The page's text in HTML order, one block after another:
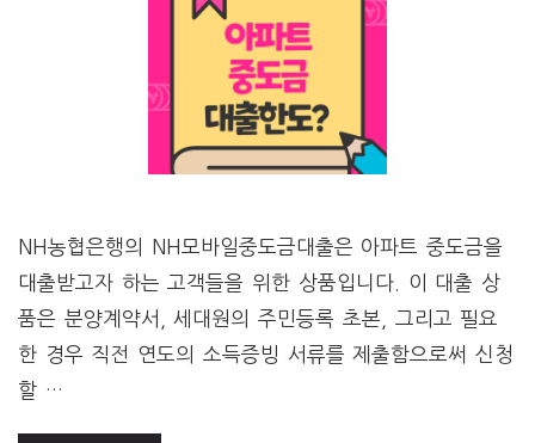
NH농협은행의 NH모바일중도금대출은 아파트 중도금을
대출받고자 하는 고객들을 위한 상품입니다. 이 대출 상
품은 분양계약서, 세대원의 주민등록 초본, 그리고 필요
한 경우 직전 연도의 소득증빙 서류를 제출함으로써 신청
할 …